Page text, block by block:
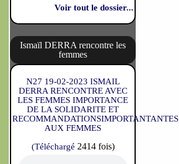
Voir tout le dossier...
Ismaïl DERRA rencontre les
femmes
N27 19-02-2023 ISMAIL
DERRA RENCONTRE AVEC
LES FEMMES IMPORTANCE
DE LA SOLIDARITE ET
RECOMMANDATIONSIMPORTANTANTES
AUX FEMMES
(Téléchargé 2414 fois)